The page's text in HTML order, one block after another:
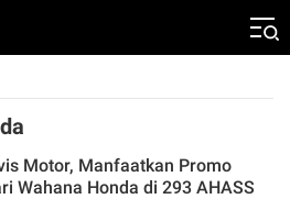
Motor, Manfaatkan Promo
Wahana Honda di 293 AHASS